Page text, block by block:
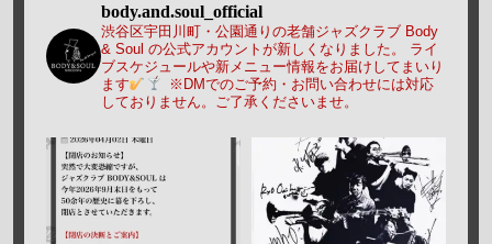
body.and.soul_official
渋谷区宇田川町・公園通りの老舗ジャズクラブ Body
& Soul の公式アカウントが新しくなりました。
ライ
ブスケジュールや新メニュー情報をお届けしてまいり
ます
※DMでのご予約・お問い合わせには対応
しておりません。ご了承くださいませ。